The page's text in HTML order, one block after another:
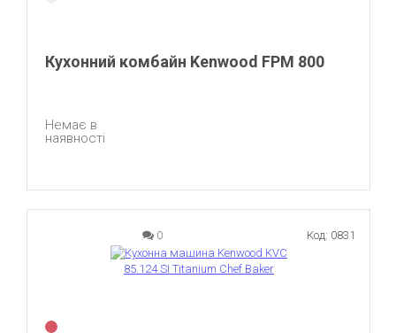
Кухонний комбайн Kenwood FPM 800
Немає в
наявності
0 Код: 0831